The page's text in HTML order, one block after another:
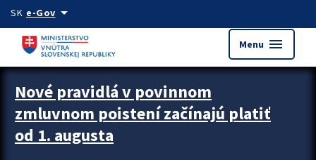
Preskocit na hlavný obsah
SK e-Govarrow_drop_down
Menu menu
Zastavit automatický posun upútavok
Nové pravidlá v povinnom
zmluvnom poistení začínajú platiť
od 1. augusta